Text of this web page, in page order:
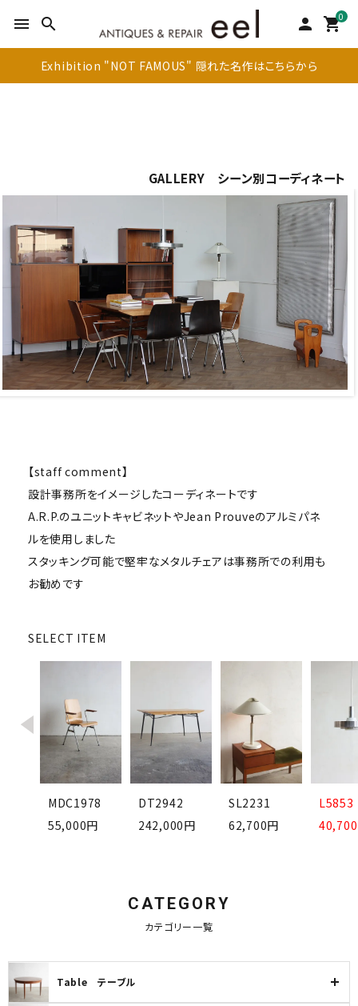
menu search person 0
shopping_cart
Exhibition "NOT FAMOUS" 隠れた名作はこちらから
search
新着商品
テーブル
キャビネット
照明
ドア
雑貨
BRAND
お気に入りリスト
卸販売
アフターケア
エキシビジョン・展示会
GALLERY シーン別コーディネート
【staff comment】
設計事務所をイメージしたコーディネートです
A.R.P.のユニットキャビネットやJean Prouveのアルミパネ
ルを使用しました
スタッキング可能で堅牢なメタルチェアは事務所での利用も
お勧めです
SELECT ITEM
MDC1978
55,000円
DT2942
242,000円
SL2231
62,700円
L5853
CATEGORY
カテゴリー一覧
Table テーブル